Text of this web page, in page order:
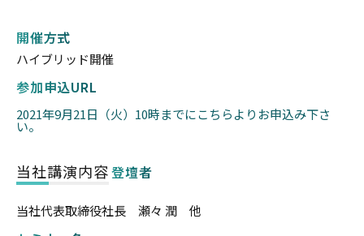
開催方式
ハイブリッド開催
参加申込URL
2021年9月21日（火）10時までにこちらよりお申込み下さ
い。
当社講演内容登壇者
当社代表取締役社長 瀬々 潤 他